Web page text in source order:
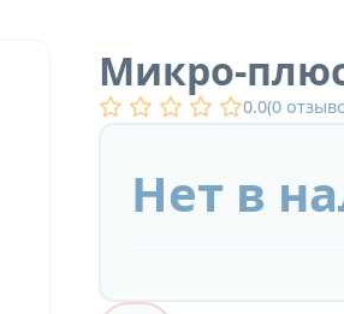
Микро-
0.0(0
Нет в